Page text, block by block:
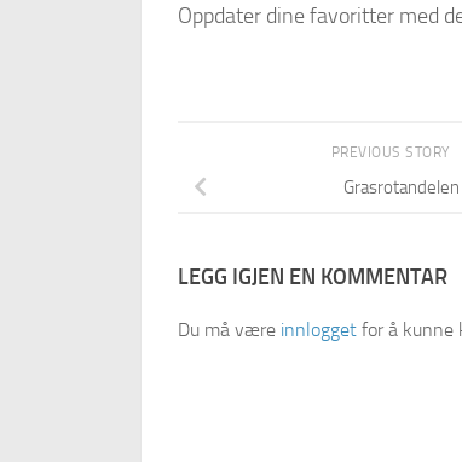
Oppdater dine favoritter med
PREVIOUS STORY
Grasrotandelen
LEGG IGJEN EN KOMMENTAR
Du må være innloggetfor å kunne